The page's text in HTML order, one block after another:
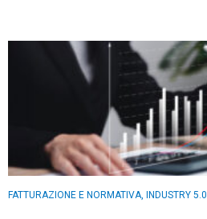
FATTURAZIONE E NORMATIVA, INDUSTRY 5.0